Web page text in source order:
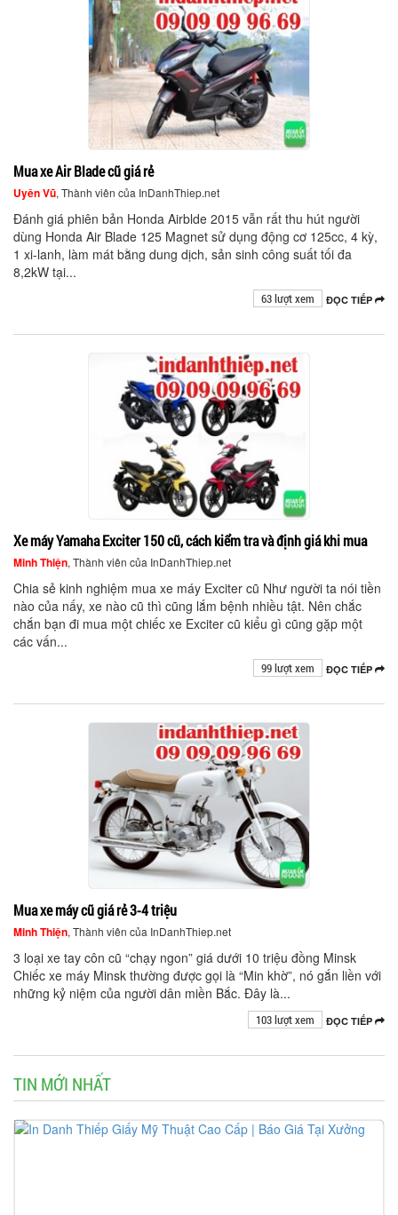
Mua xe Air Blade cũ giá rẻ
Uyên Vũ, Thành viên của InDanhThiep.net
Đánh giá phiên bản Honda Airblde 2015 vẫn rất thu hút người
dùng Honda Air Blade 125 Magnet sử dụng động cơ 125cc, 4 kỳ,
1 xi-lanh, làm mát bằng dung dịch, sản sinh công suất tối đa
8,2kW tại...
ĐỌC TIẾP
63 lượt xem
Xe máy Yamaha Exciter 150 cũ, cách kiểm tra và định giá khi mua
Minh Thiện, Thành viên của InDanhThiep.net
Chia sẻ kinh nghiệm mua xe máy Exciter cũ Như người ta nói tiền
nào của nấy, xe nào cũ thì cũng lắm bệnh nhiều tật. Nên chắc
chắn bạn đi mua một chiếc xe Exciter cũ kiểu gì cũng gặp một
các vấn...
ĐỌC TIẾP
99 lượt xem
Mua xe máy cũ giá rẻ 3-4 triệu
Minh Thiện, Thành viên của InDanhThiep.net
3 loại xe tay côn cũ “chạy ngon” giá dưới 10 triệu đồng Minsk
Chiếc xe máy Minsk thường được gọi là “Min khờ”, nó gắn liền với
những kỷ niệm của người dân miền Bắc. Đây là...
ĐỌC TIẾP
103 lượt xem
TIN MỚI NHẤT